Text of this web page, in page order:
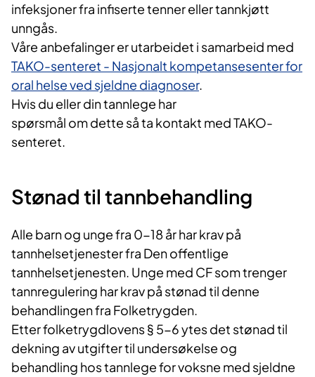
infeksjoner fra infiserte tenner eller tannkjøtt
unngås.
Våre anbefalinger er utarbeidet i samarbeid med
TAKO-senteret - Nasjonalt kompetansesenter for
oral helse ved sjeldne diagnoser​.
Hvis du eller din tannlege har
spørsmål om dette så ta kontakt med TAKO-
senteret.
Stønad til tannbehandling
Alle barn og unge fra 0-18 år har krav på
tannhelsetjenester fra Den offentlige
tannhelsetjenesten. Unge med CF som trenger
tannregulering har krav på stønad til denne
behandlingen fra Folketrygden.
Etter folketrygdlovens § 5-6 ytes det stønad til
dekning av utgifter til undersøkelse og
behandling hos tannlege for voksne med sjeldne